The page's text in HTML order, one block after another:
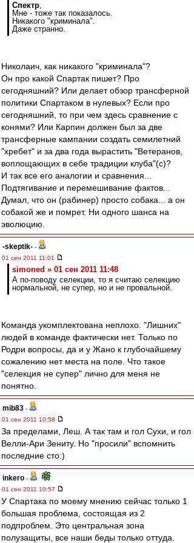
Спектр,
Мне - тоже так показалось.
Никакого "криминала".
Даже странно.
Николаич, как никакого "криминала"?
Он про какой Спартак пишет? Про
сегодняшний? Или делает обзор трансферной
политики Спартаком в нулевых? Если про
сегодняшний, то при чем здесь сравнение с
конями? Или Карпин должен был за две
трансферные кампании создать семилетний
"хребет" и за два года вырастить "Ветеранов,
воплощающих в себе традиции клуба"(с)?
И так все его аналогии и сравнения...
Подтягивание и перемешивание фактов...
Думал, что он (рабинер) просто собака... а он
собакой же и помрет. Ни одного шанса на
эволюцию.
-skeptik- -
01 сен 2011 11:01
simoned » 01 сен 2011 11:48
А по-поводу селекции, то я считаю селекцию
нормальной, не супер, но и не провальной.
Команда укомплектована неплохо. "Лишних"
людей в команде фактически нет. Только по
Родри вопросы, да и у Жано к глубочайшему
сожалению нет места на поле. Что такое
"селекция не супер" лично для меня не
понятно.
mib83 -
01 сен 2011 10:58
За пределами, Леш. А так там и гол Сухи, и гол
Велли-Ари Зениту. Но "просили" вспомнить
последние сто:)
inkero -
01 сен 2011 10:57
У Спартака по моему мнению сейчас только 1
большая проблема, состоящая из 2
подпроблем. Это центральная зона
полузащиты, все наши беды только оттуда.